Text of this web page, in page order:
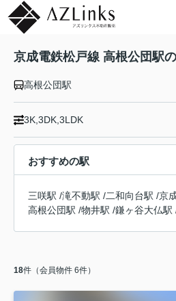
京成電鉄松戸線 高根公団駅
高根公団駅
3K,3DK,3LDK
おすすめの駅
三咲駅 /滝不動駅 /二和向台駅 /京
高根公団駅 /物井駅 /鎌ヶ谷大仏駅
18件（会員物件 6件）